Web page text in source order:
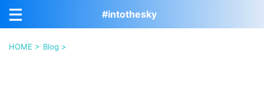
#intothesky
HOME > Blog >